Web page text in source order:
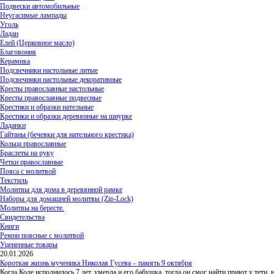
Подвески автомобильные
Неугасимые лампады
Уголь
Ладан
Елей (Церковное масло)
Благовония
Керамика
Подсвечники настольные литые
Подсвечники настольные декоративные
Кресты православные настольные
Кресты православные подвесные
Крестики и образки нательные
Крестики и образки деревянные на шнурке
Ладанки
Гайтаны (бечевки для нательного крестика)
Кольца православные
Браслеты на руку
Четки православные
Пояса с молитвой
Текстиль
Молитвы для дома в деревянной рамке
Наборы для домашней молитвы (Zip-Lock)
Молитвы на бересте.
Свидетельства
Книги
Ремни поясные с молитвой
Уцененные товары
20.01.2026
Короткая жизнь мученика Николая Гусева – память 9 октября
Когда Коле исполнилось 7 лет, умерла и его бабушка, тогда он смог найти приют у